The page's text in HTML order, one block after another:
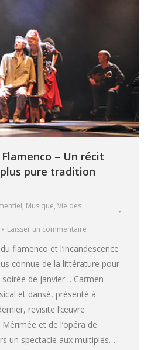
– Un récit
pure tradition
, Musique, Vie des
Laisser un commentaire
flamenco et l’incandescence
connue de la littérature pour
de janvier… Carmen
et dansé, présenté à
revisite l’œuvre
et de l’opéra de
un spectacle aux multiples…